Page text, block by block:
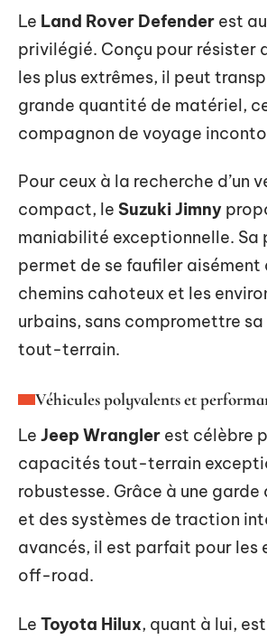
Le Land Rover Defender est
privilégié. Conçu pour résister
les plus extrêmes, il peut
grande quantité de matériel,
compagnon de voyage
Pour ceux à la recherche d’un
compact, le Suzuki Jimny
maniabilité exceptionnelle.
permet de se faufiler aisément
chemins cahoteux et les
urbains, sans compromettre
tout-terrain.
Véhicules polyvalents et
Le Jeep Wrangler est célèbre
capacités tout-terrain
robustesse. Grâce à une garde
et des systèmes de traction
avancés, il est parfait pour les
off-road.
Le Toyota Hilux, quant à lui,